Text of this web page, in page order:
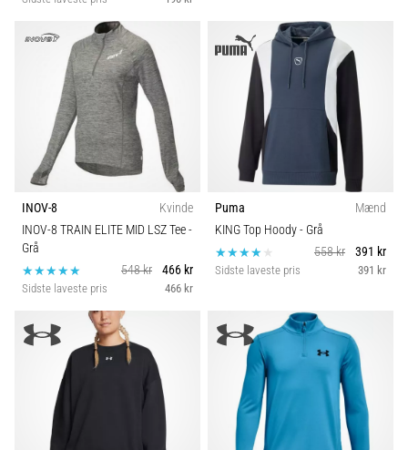
INOV-8
Kvinde
INOV-8 TRAIN ELITE MID LSZ Tee-
Grå
548 kr
466 kr
Sidste laveste pris 466 kr
Puma
Mænd
KING Top Hoody- Grå
558 kr
391 kr
Sidste laveste pris 391 kr